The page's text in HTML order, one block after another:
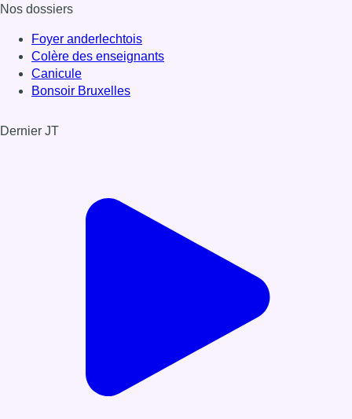
Nos dossiers
Foyer anderlechtois
Colère des enseignants
Canicule
Bonsoir Bruxelles
Dernier JT